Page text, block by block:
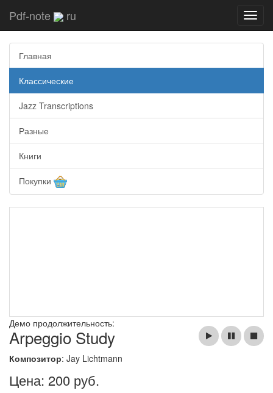
Pdf-note ru
Главная
Классические
Jazz Transcriptions
Разные
Книги
Покупки
Демо продолжительность:
Arpeggio Study
Композитор: Jay Lichtmann
Цена: 200 руб.